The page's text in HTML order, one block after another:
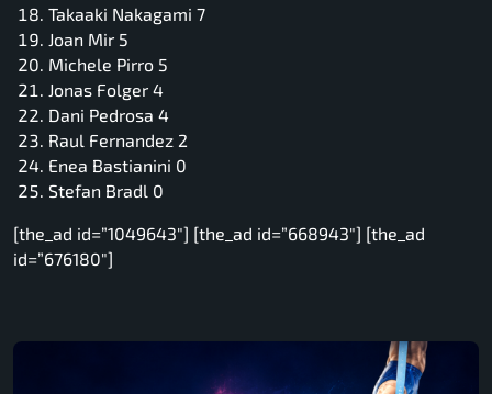
Takaaki Nakagami 7
Joan Mir 5
Michele Pirro 5
Jonas Folger 4
Dani Pedrosa 4
Raul Fernandez 2
Enea Bastianini 0
Stefan Bradl 0
[the_ad id=”1049643″] [the_ad id=”668943″] [the_ad
id=”676180″]